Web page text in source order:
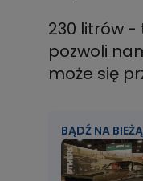
230 litrów
pozwoli
może się
BĄDŹ NA